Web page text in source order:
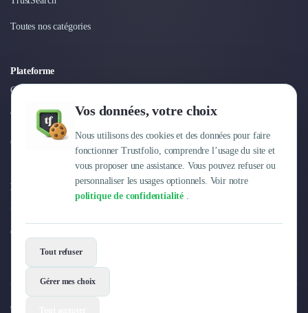
Vos données, votre choix
Nous utilisons des cookies et des données pour faire
fonctionner Trustfolio, comprendre l’usage du site et
vous proposer une assistance. Vous pouvez refuser ou
personnaliser les usages optionnels. Voir notre
politique de confidentialité .
Tout refuser
Gérer mes choix
Toutes nos catégories
Plateforme
Connexion
Tarifs
Centre d'aide
Entreprise
Pourquoi Trustfolio ?
Offres d'emploi
© 2026 Trustfolio. Tous droits réservés.